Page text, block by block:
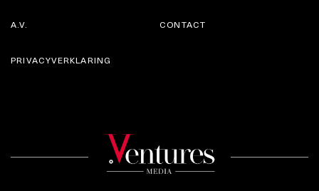
A.V. CONTACT
PRIVACYVERKLARING